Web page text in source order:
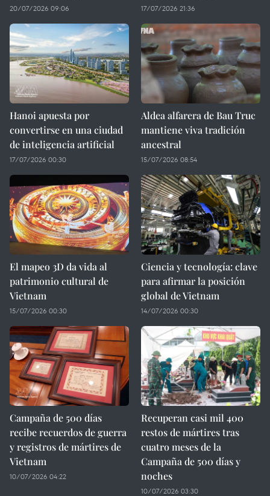
20/07/2026 09:06 17/07/2026 21:36
Hanoi apuesta por
convertirse en una ciudad
de inteligencia artificial
17/07/2026 00:30
Aldea alfarera de Bau Truc
mantiene viva tradición
ancestral
15/07/2026 08:54
El mapeo 3D da vida al
patrimonio cultural de
Vietnam
15/07/2026 00:30
Ciencia y tecnología: clave
para afirmar la posición
global de Vietnam
14/07/2026 00:30
Campaña de 500 días
recibe recuerdos de guerra
y registros de mártires de
Vietnam
10/07/2026 04:22
Recuperan casi mil 400
restos de mártires tras
cuatro meses de la
Campaña de 500 días y
noches
10/07/2026 03:30